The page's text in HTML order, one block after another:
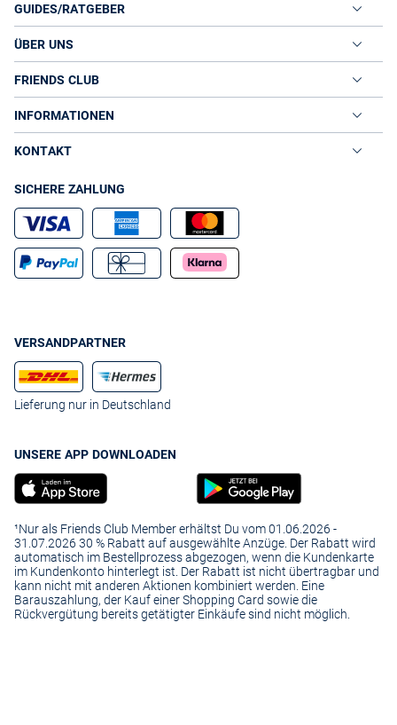
GUIDES/RATGEBER
ÜBER UNS
FRIENDS CLUB
INFORMATIONEN
KONTAKT
SICHERE ZAHLUNG
VERSANDPARTNER
Lieferung nur in Deutschland
UNSERE APP DOWNLOADEN
¹Nur als Friends Club Member erhältst Du vom 01.06.2026 -
31.07.2026 30 % Rabatt auf ausgewählte Anzüge. Der Rabatt wird
automatisch im Bestellprozess abgezogen, wenn die Kundenkarte
im Kundenkonto hinterlegt ist. Der Rabatt ist nicht übertragbar und
kann nicht mit anderen Aktionen kombiniert werden. Eine
Barauszahlung, der Kauf einer Shopping Card sowie die
Rückvergütung bereits getätigter Einkäufe sind nicht möglich.